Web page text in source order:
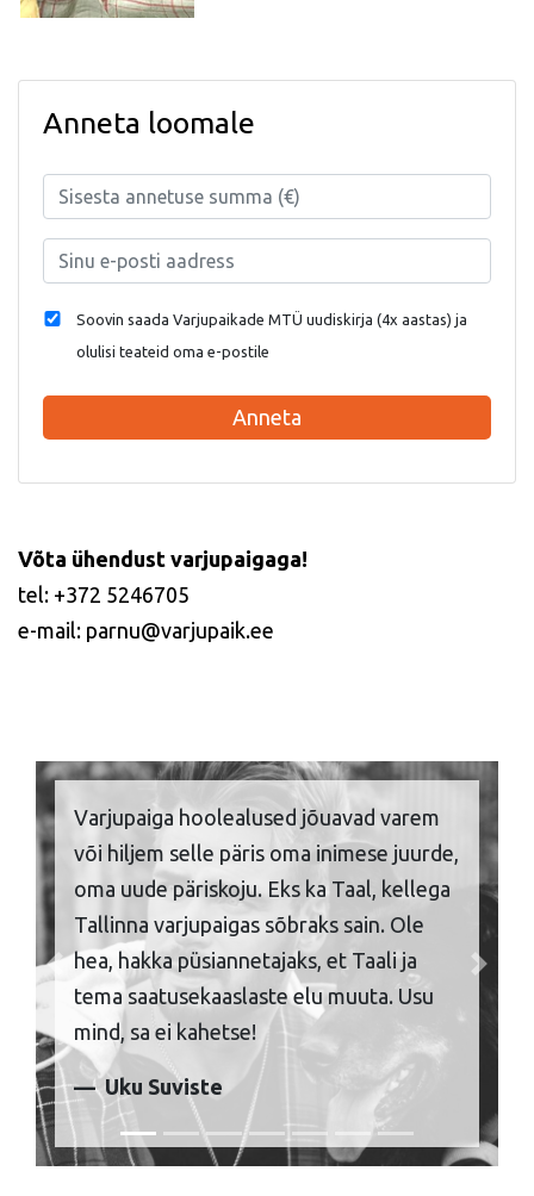
Anneta loomale
Soovin saada Varjupaikade MTÜ uudiskirja (4x aastas) ja
olulisi teateid oma e-postile
Anneta
Võta ühendust varjupaigaga!
tel: +372 5246705
e-mail: parnu@varjupaik.ee
Varjupaiga hoolealused jõuavad varem
või hiljem selle päris oma inimese juurde,
oma uude päriskoju. Eks ka Taal, kellega
Tallinna varjupaigas sõbraks sain. Ole
hea, hakka püsiannetajaks, et Taali ja
tema saatusekaaslaste elu muuta. Usu
mind, sa ei kahetse!
Uku Suviste
Previous Next